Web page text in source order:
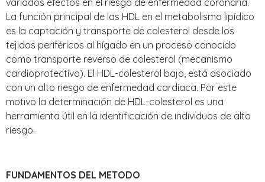
La función principal de las HDL en el metabolismo lipídico
es la captación y transporte de colesterol desde los
tejidos periféricos al hígado en un proceso conocido
como transporte reverso de colesterol (mecanismo
cardioprotectivo). El HDL-colesterol bajo, está asociado
con un alto riesgo de enfermedad cardíaca. Por este
motivo la determinación de HDL-colesterol es una
herramienta útil en la identificación de individuos de alto
riesgo.
FUNDAMENTOS DEL METODO